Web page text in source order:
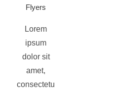
Flyers
Lorem
ipsum
dolor sit
amet,
consectetu